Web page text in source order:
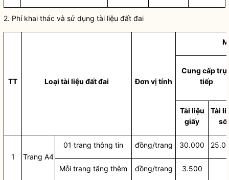
2. Phí khai thác và sử dụng tài liệu đất đai
TT Loại tài liệu đất đai Đơn vị tính
Cung cấp trự
tiếp
Tài liệu
giấy
Tài
số
1 Trang A4
01 trang thông tin đồng/trang 30.000
Mỗi trang tăng thêm đồng/trang 3.500